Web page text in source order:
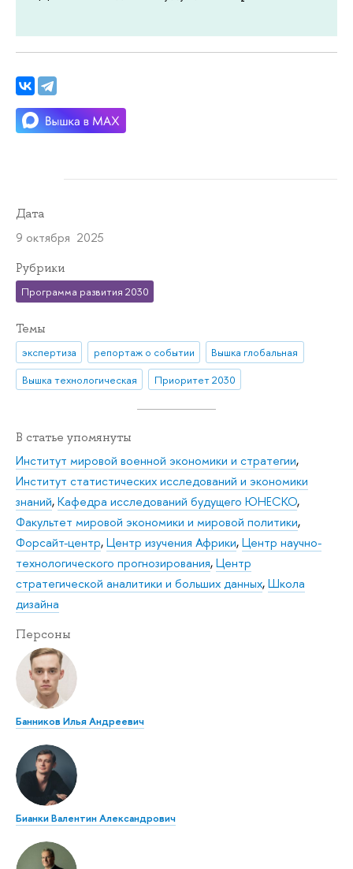
Дата
9 октября 2025
Рубрики
Программа развития 2030
Темы
экспертиза репортаж о событии
Вышка глобальная
Вышка технологическая
Приоритет 2030
В статье упомянуты
Институт мировой военной экономики и стратегии,
Институт статистических исследований и экономики
знаний,Кафедра исследований будущего ЮНЕСКО,
Факультет мировой экономики и мировой политики,
Форсайт-центр,Центр изучения Африки,Центр научно-
технологического прогнозирования,Центр
стратегической аналитики и больших данных,Школа
дизайна
Персоны
Банников Илья Андреевич
Бианки Валентин Александрович